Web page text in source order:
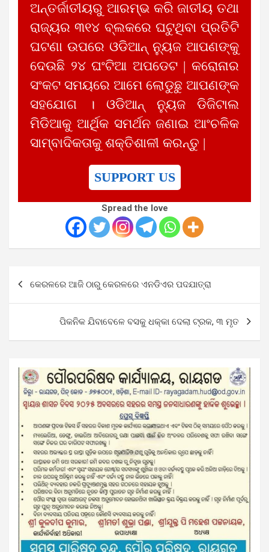
ଅନ୍ତର୍ଜାତୀୟରୁ ଆରମ୍ଭ କରି ଜାତୀୟ ତଥା
ରାଜ୍ୟର ୩୧୪ ବ୍ଲକରେ ଘଟୁଥିବା ପ୍ରତିଟି
ଘଟଣା ଉପରେ ଓଡିଆନ୍ ନ୍ୟୁଜ ଆପଣଙ୍କୁ
ଦେଉଛି ୨୪ ଘଂଟିଆ ଅପଡେଟ | କରୋନାର
ସଂକଟ ସମୟରେ ଆମେ ଲୋଡୁଛୁ ଆପଣଙ୍କ
ସହଯୋଗ । ଓଡିଆନ୍ ନ୍ୟୁଜ ଡିଜିଟାଲ
ମିଡିଆକୁ ଆର୍ଥିକ ସମର୍ଥନ ଜଣାଇ ଆଂଚଳିକ
ସାମ୍ବାଦିକତାକୁ ଶକ୍ତିଶାଳୀ କରନ୍ତୁ |
SUPPORT US
Spread the love
କେରଳରେ ଆଜି ଠାରୁ କେରଳରେ ଏନଡିଏର ପଦଯାତ୍ରା
ପିକନିକ ଯିବାବେଳେ ବସକୁ ଧକ୍କା ଦେଲା ଟ୍ରକ, ୩ ମୃତ